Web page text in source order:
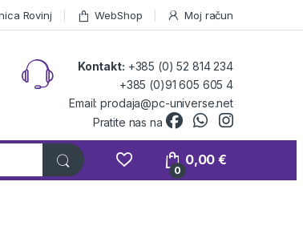
Rovinj WebShop Moj račun
Kontakt: +385 (0) 52 814 234
+385 (0)91 605 605 4
Email: prodaja@pc-universe.net
Pratite nas na
0
0,00€